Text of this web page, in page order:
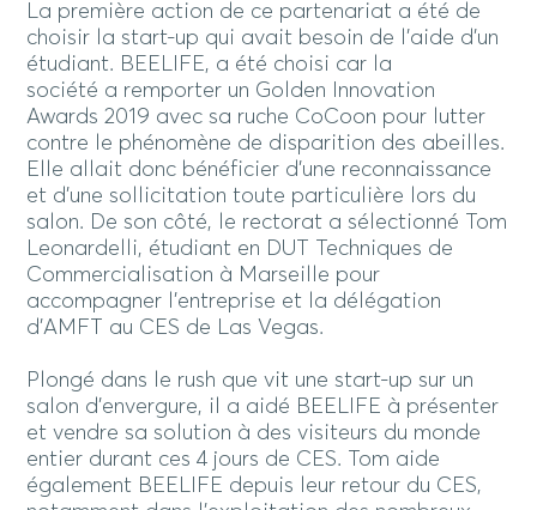
La première action de ce partenariat a été de
choisir la start-up qui avait besoin de l’aide d’un
étudiant. BEELIFE, a été choisi car la
société a remporter un Golden Innovation
Awards 2019 avec sa ruche CoCoon pour lutter
contre le phénomène de disparition des abeilles.
Elle allait donc bénéficier d’une reconnaissance
et d’une sollicitation toute particulière lors du
salon. De son côté, le rectorat a sélectionné Tom
Leonardelli, étudiant en DUT Techniques de
Commercialisation à Marseille pour
accompagner l’entreprise et la délégation
d’AMFT au CES de Las Vegas.
Plongé dans le rush que vit une start-up sur un
salon d’envergure, il a aidé BEELIFE à présenter
et vendre sa solution à des visiteurs du monde
entier durant ces 4 jours de CES. Tom aide
également BEELIFE depuis leur retour du CES,